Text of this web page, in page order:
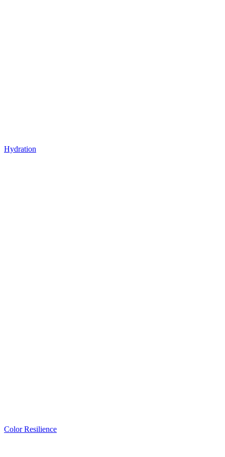
Hydration
Color Resilience